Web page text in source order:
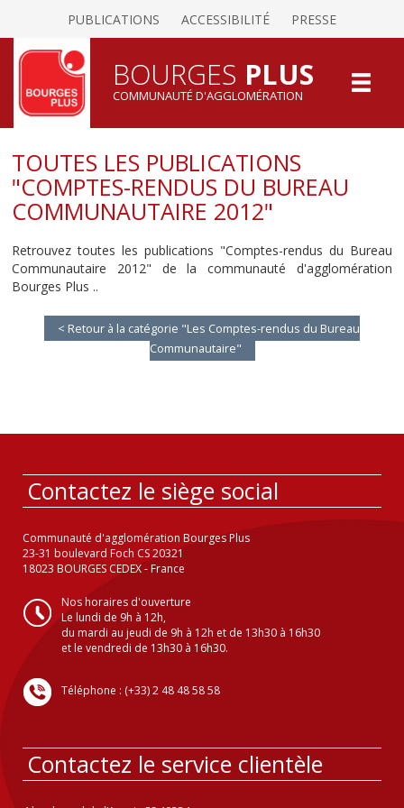
PUBLICATIONS ACCESSIBILITÉ PRESSE
BOURGES PLUS
COMMUNAUTÉ D'AGGLOMÉRATION
TOUTES LES PUBLICATIONS
"COMPTES-RENDUS DU BUREAU
COMMUNAUTAIRE 2012"
Retrouvez toutes les publications "Comptes-rendus du Bureau
Communautaire 2012" de la communauté d'agglomération
Bourges Plus ..
< Retour à la catégorie "Les Comptes-rendus du Bureau
Communautaire"
Contactez le siège social
Communauté d'agglomération Bourges Plus
23-31 boulevard Foch CS 20321
18023 BOURGES CEDEX - France
Nos horaires d'ouverture
Le lundi de 9h à 12h,
du mardi au jeudi de 9h à 12h et de 13h30 à 16h30
et le vendredi de 13h30 à 16h30.
Téléphone : (+33) 2 48 48 58 58
Contactez le service clientèle